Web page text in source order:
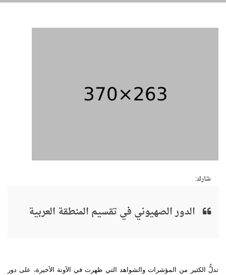
شارك:
الدور الصهيوني في تقسيم المنطقة العربية
تدلُّ الكثير من المؤشرات والشواهد التي ظهرت في الآونة الأخيرة، على دور